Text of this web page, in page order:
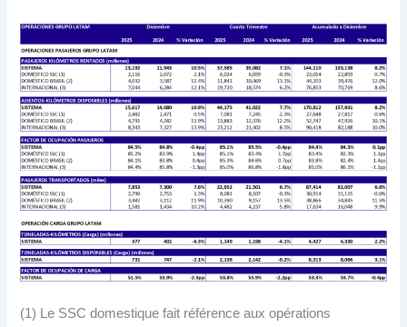
(1) Le SSC domestique fait référence aux opérations